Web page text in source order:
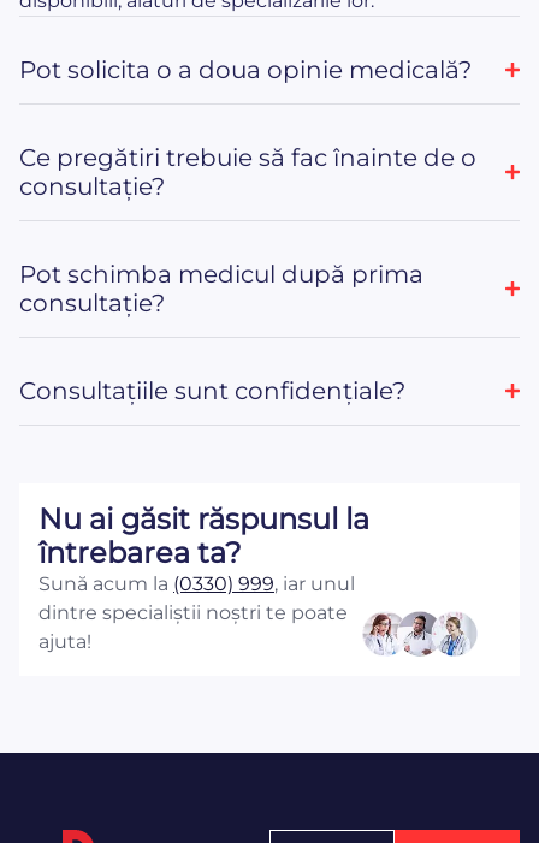
Pot solicita o a doua opinie medicală?
Ce pregătiri trebuie să fac înainte de o
consultație?
Pot schimba medicul după prima
consultație?
Consultațiile sunt confidențiale?
Nu ai găsit răspunsul la
întrebarea ta?
Sună acum la (0330) 999, iar unul
dintre specialiștii noștri te poate
ajuta!